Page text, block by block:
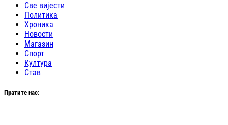
Све вијести
Политика
Хроника
Новости
Магазин
Спорт
Култура
Став
Пратите нас: